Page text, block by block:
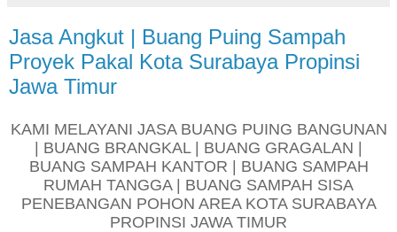
Jasa Angkut | Buang Puing Sampah
Proyek Pakal Kota Surabaya Propinsi
Jawa Timur
KAMI MELAYANI JASA BUANG PUING BANGUNAN
| BUANG BRANGKAL | BUANG GRAGALAN |
BUANG SAMPAH KANTOR | BUANG SAMPAH
RUMAH TANGGA | BUANG SAMPAH SISA
PENEBANGAN POHON AREA KOTA SURABAYA
PROPINSI JAWA TIMUR